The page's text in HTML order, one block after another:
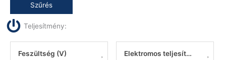
Szűrés
Teljesítmény:
Feszültség (V) Elektromos teljesítmény